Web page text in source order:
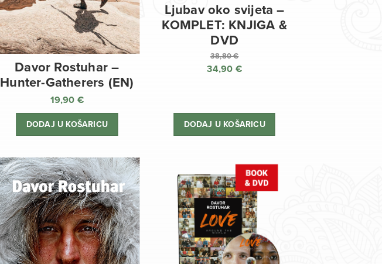
Davor Rostuhar –
Hunter-Gatherers (EN)
19,90 €
DODAJ U KOŠARICU
Ljubav oko svijeta –
KOMPLET: KNJIGA &
DVD
38,80€
Izvorna
je:
38,80 €.
34,90 €
je:
34,90 €.
DODAJ U KOŠARICU